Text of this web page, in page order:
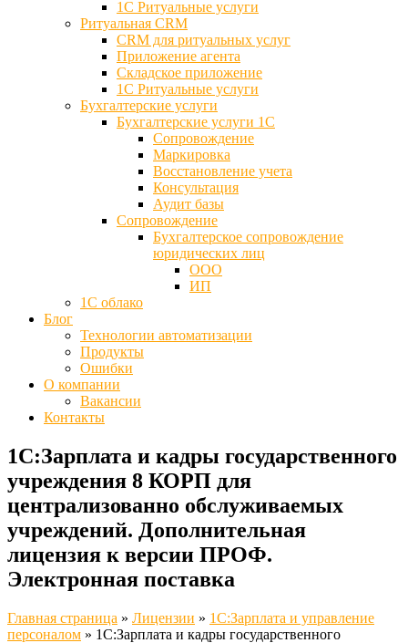
1С Ритуальные услуги
Ритуальная CRM
CRM для ритуальных услуг
Приложение агента
Складское приложение
1С Ритуальные услуги
Бухгалтерские услуги
Бухгалтерские услуги 1С
Сопровождение
Маркировка
Восстановление учета
Консультация
Аудит базы
Cопровождение
Бухгалтерское сопровождение
юридических лиц
ООО
ИП
1С облако
Блог
Технологии автоматизации
Продукты
Ошибки
О компании
Вакансии
Контакты
1С:Зарплата и кадры государственного
учреждения 8 КОРП для
централизованно обслуживаемых
учреждений. Дополнительная
лицензия к версии ПРОФ.
Электронная поставка
Главная страница » Лицензии » 1С:Зарплата и управление
персоналом » 1С:Зарплата и кадры государственного